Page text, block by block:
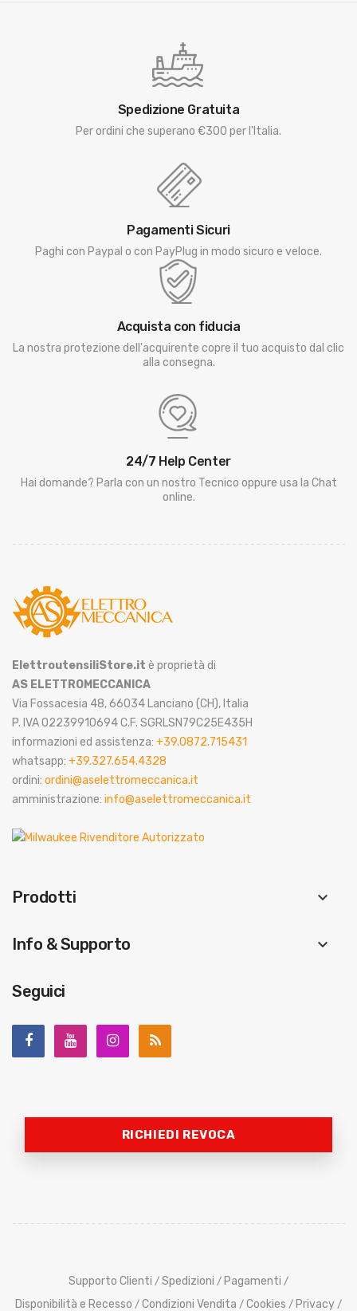
Spedizione Gratuita
Per ordini che superano €300 per l'Italia.
Pagamenti Sicuri
Paghi con Paypal o con PayPlug in modo sicuro e veloce.
Acquista con fiducia
La nostra protezione dell'acquirente copre il tuo acquisto dal clic
alla consegna.
24/7 Help Center
Hai domande? Parla con un nostro Tecnico oppure usa la Chat
online.
ElettroutensiliStore.it è proprietà di
AS ELETTROMECCANICA
Via Fossacesia 48, 66034 Lanciano (CH), Italia
P. IVA 02239910694 C.F. SGRLSN79C25E435H
informazioni ed assistenza: +39.0872.715431
whatsapp: +39.327.654.4328
ordini: ordini@aselettromeccanica.it
amministrazione: info@aselettromeccanica.it
Prodotti keyboard_arrow_down
Info & Supporto keyboard_arrow_down
Seguici
RICHIEDI REVOCA
Supporto Clienti / Spedizioni / Pagamenti /
Disponibilità e Recesso / Condizioni Vendita / Cookies / Privacy /